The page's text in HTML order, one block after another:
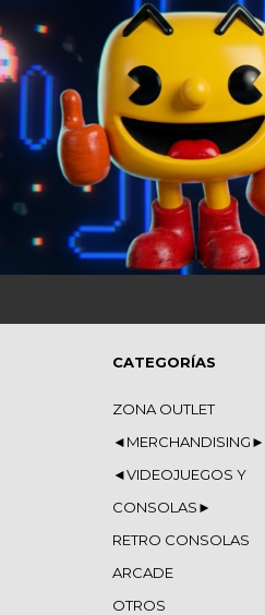
CATEGORÍAS
ZONA OUTLET
◄MERCHANDISING►
◄VIDEOJUEGOS Y
CONSOLAS►
RETRO CONSOLAS
ARCADE
OTROS